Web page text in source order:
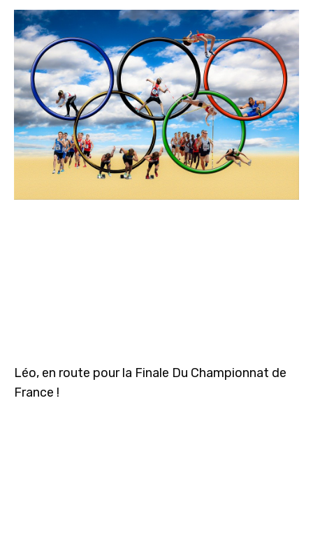
Léo, en route pour la Finale Du Championnat de
France !